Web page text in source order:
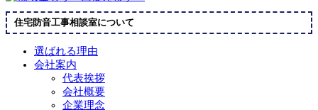
住宅防音工事相談室について
選ばれる理由
会社案内
代表挨拶
会社概要
企業理念